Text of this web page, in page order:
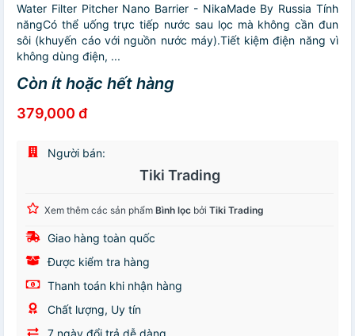
Water Filter Pitcher Nano Barrier - NikaMade By Russia Tính
năngCó thể uống trực tiếp nước sau lọc mà không cần đun
sôi (khuyến cáo với nguồn nước máy).Tiết kiệm điện năng vì
không dùng điện, ...
Còn ít hoặc hết hàng
379,000 đ
Người bán:
Tiki Trading
Xem thêm các sản phẩm Bình lọc bởi Tiki Trading
Giao hàng toàn quốc
Được kiểm tra hàng
Thanh toán khi nhận hàng
Chất lượng, Uy tín